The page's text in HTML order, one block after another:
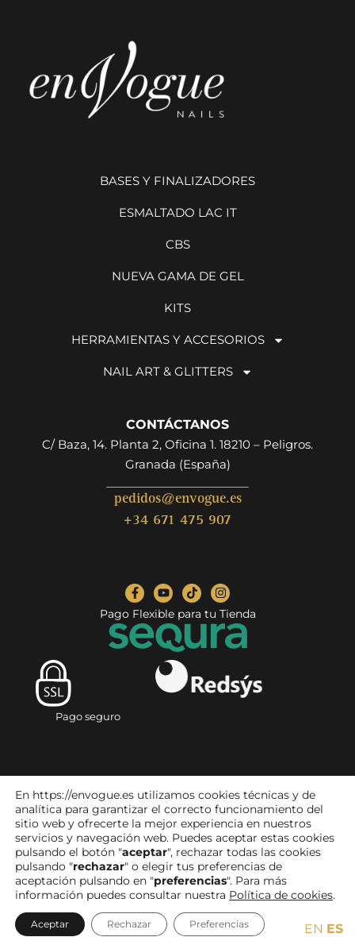
BASES Y FINALIZADORES
ESMALTADO LAC IT
CBS
NUEVA GAMA DE GEL
KITS
HERRAMIENTAS Y ACCESORIOS
NAIL ART & GLITTERS
CONTÁCTANOS
C/ Baza, 14. Planta 2, Oficina 1. 18210 – Peligros.
Granada (España)
pedidos@envogue.es
+34 671 475 907
Pago Flexible para tu Tienda
Pago seguro
Diseño:Witcreativo
Aviso legal |Política de privacidad|Condiciones de compra
Devoluciones y reembolsos|Política de cookies
Accesibilidad
EN ES
En https://envogue.es utilizamos cookies técnicas y de
analítica para garantizar el correcto funcionamiento del
sitio web y ofrecerte la mejor experiencia en nuestros
servicios y navegación web. Puedes aceptar estas cookies
pulsando el botón "aceptar", rechazar todas las cookies
pulsando "rechazar" o elegir tus preferencias de
aceptación pulsando en "preferencias". Para más
información puedes consultar nuestra Política de cookies.
Aceptar Rechazar Preferencias